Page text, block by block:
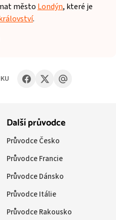
městoLondýn, které je
.
Další průvodce
Průvodce Česko
Průvodce Francie
Průvodce Dánsko
Průvodce Itálie
Průvodce Rakousko